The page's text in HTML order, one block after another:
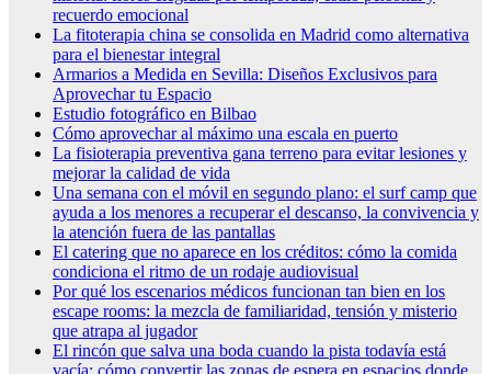
recuerdo emocional
La fitoterapia china se consolida en Madrid como alternativa
para el bienestar integral
Armarios a Medida en Sevilla: Diseños Exclusivos para
Aprovechar tu Espacio
Estudio fotográfico en Bilbao
Cómo aprovechar al máximo una escala en puerto
La fisioterapia preventiva gana terreno para evitar lesiones y
mejorar la calidad de vida
Una semana con el móvil en segundo plano: el surf camp que
ayuda a los menores a recuperar el descanso, la convivencia y
la atención fuera de las pantallas
El catering que no aparece en los créditos: cómo la comida
condiciona el ritmo de un rodaje audiovisual
Por qué los escenarios médicos funcionan tan bien en los
escape rooms: la mezcla de familiaridad, tensión y misterio
que atrapa al jugador
El rincón que salva una boda cuando la pista todavía está